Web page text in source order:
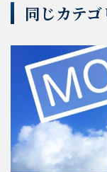
同じカテ